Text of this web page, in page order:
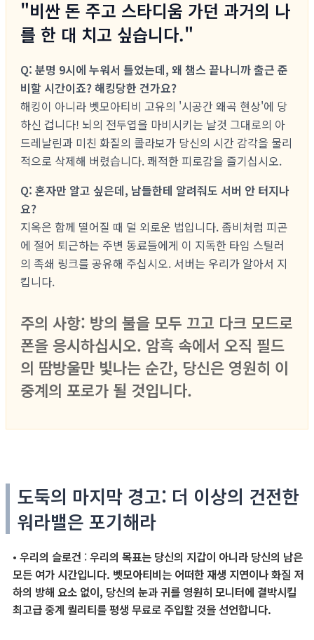
"비싼 돈 주고 스타디움 가던 과거의 나
를 한 대 치고 싶습니다."
Q: 분명 9시에 누워서 틀었는데, 왜 챔스 끝나니까 출근 준
비할 시간이죠? 해킹당한 건가요?
해킹이 아니라 벳모아티비 고유의 '시공간 왜곡 현상'에 당
하신 겁니다! 뇌의 전두엽을 마비시키는 날것 그대로의 아
드레날린과 미친 화질의 콜라보가 당신의 시간 감각을 물리
적으로 삭제해 버렸습니다. 쾌적한 피로감을 즐기십시오.
Q: 혼자만 알고 싶은데, 남들한테 알려줘도 서버 안 터지나
요?
지옥은 함께 떨어질 때 덜 외로운 법입니다. 좀비처럼 피곤
에 절어 퇴근하는 주변 동료들에게 이 지독한 타임 스틸러
의 족쇄 링크를 공유해 주십시오. 서버는 우리가 알아서 지
킵니다.
주의 사항: 방의 불을 모두 끄고 다크 모드로
폰을 응시하십시오. 암흑 속에서 오직 필드
의 땀방울만 빛나는 순간, 당신은 영원히 이
중계의 포로가 될 것입니다.
도둑의 마지막 경고: 더 이상의 건전한
워라밸은 포기해라
• 우리의 슬로건 :우리의 목표는 당신의 지갑이 아니라 당신의 남은
모든 여가 시간입니다. 벳모아티비는 어떠한 재생 지연이나 화질 저
하의 방해 요소 없이, 당신의 눈과 귀를 영원히 모니터에 결박시킬
최고급 중계 퀄리티를 평생 무료로 주입할 것을 선언합니다.